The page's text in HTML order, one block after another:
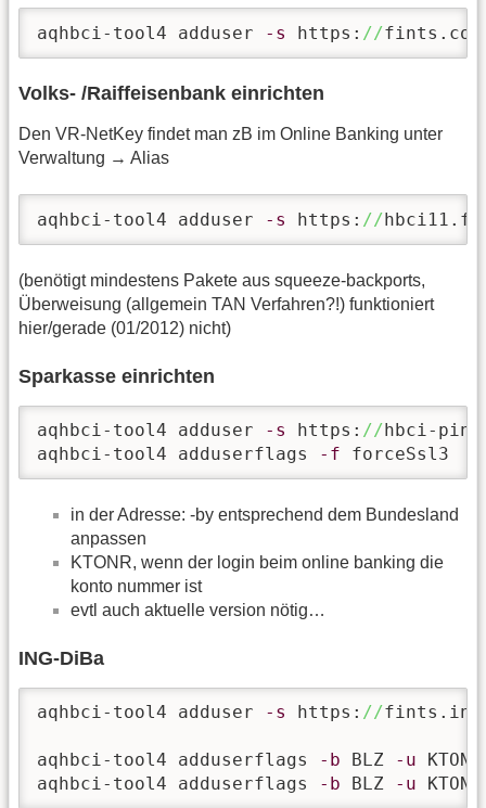
aqhbci-tool4 adduser -s https: //
Volks- /Raiffeisenbank einrichten
Den VR-NetKey findet man zB im Online Banking unter
Verwaltung → Alias
aqhbci-tool4 adduser -s https: //
(benötigt mindestens Pakete aus squeeze-backports,
Überweisung (allgemein TAN Verfahren?!) funktioniert
hier/gerade (01/2012) nicht)
Sparkasse einrichten
aqhbci-tool4 adduser -s https: //hbci-
aqhbci-tool4 adduserflags
-f forceSsl3
in der Adresse: -by entsprechend dem Bundesland
anpassen
KTONR, wenn der login beim online banking die
konto nummer ist
evtl auch aktuelle version nötig…
ING-DiBa
aqhbci-tool4 adduser -s https: //
aqhbci-tool4 adduserflags -b BLZ -u
aqhbci-tool4 adduserflags
-b BLZ -u